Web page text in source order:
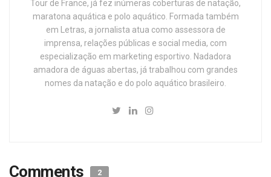
Tour de France, já fez inúmeras coberturas de natação,
maratona aquática e polo aquático. Formada também
em Letras, a jornalista atua como assessora de
imprensa, relações públicas e social media, com
especialização em marketing esportivo. Nadadora
amadora de águas abertas, já trabalhou com grandes
nomes da natação e do polo aquático brasileiro.
Comments 2